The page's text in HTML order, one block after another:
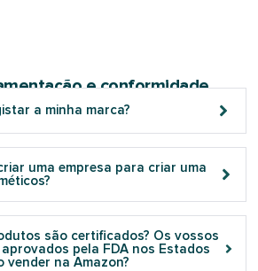
e conformidade
a minha marca?
uma empresa para criar uma
são certificados? Os vossos
pela FDA nos Estados
vender na Amazon?